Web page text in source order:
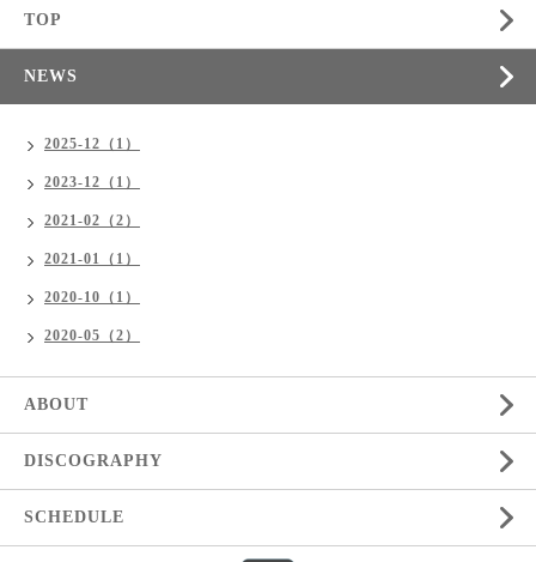
TOP
NEWS
2025-12（1）
2023-12（1）
2021-02（2）
2021-01（1）
2020-10（1）
2020-05（2）
ABOUT
DISCOGRAPHY
SCHEDULE